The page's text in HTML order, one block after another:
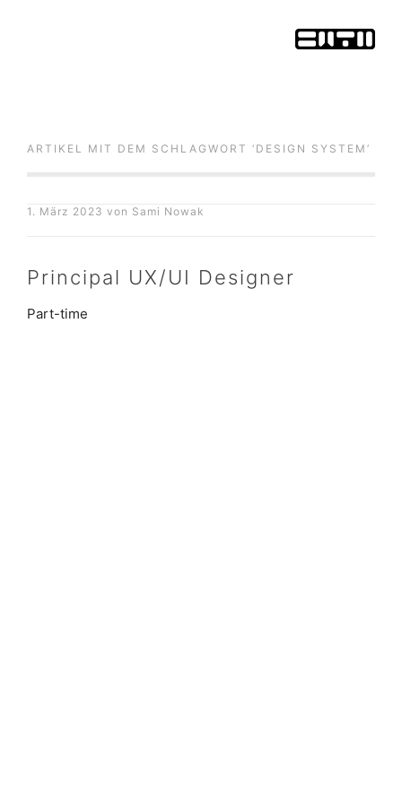
ARTIKEL MIT DEM SCHLAGWORT ‘ DESIGN SYSTEM ’
1. März 2023 von Sami Nowak
Principal UX/UI Designer
Part-time